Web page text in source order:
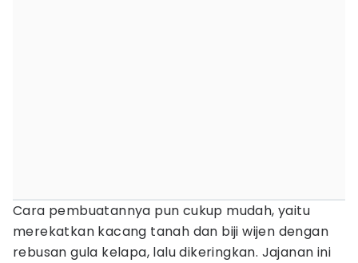
Cara pembuatannya pun cukup mudah, yaitu
merekatkan kacang tanah dan biji wijen dengan
rebusan gula kelapa, lalu dikeringkan. Jajanan ini